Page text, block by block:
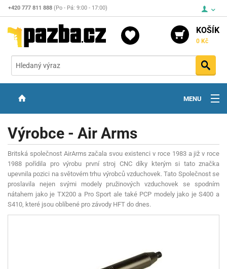
+420 777 811 888 (Po - Pá: 9:00 - 17:00)
KOŠÍK
0 Kč
MENU
OPTIKA
STŘELIVO
PŘÍSLUŠENSTVÍ
DETEKTORY KOVŮ
Výrobce - Air Arms
Britská společnost AirArms začala svou existenci v roce 1983 a již v roce
1988 pořídila pro výrobu první stroj CNC díky kterým si tato značka
upevnila pozici na světovém trhu výrobců vzduchovek. Tato Společnost se
proslavila nejen svými modely pružinových vzduchovek se spodním
nátahem jako je TX200 a Pro Sport ale také PCP modely jako je S400 a
S410, které jsou oblíbené pro závody HFT do dnes.